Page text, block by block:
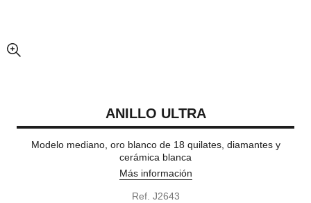
imagen agrandada
ANILLO ULTRA
Modelo mediano, oro blanco de 18 quilates, diamantes y
cerámica blanca
Más información
Ref. J2643